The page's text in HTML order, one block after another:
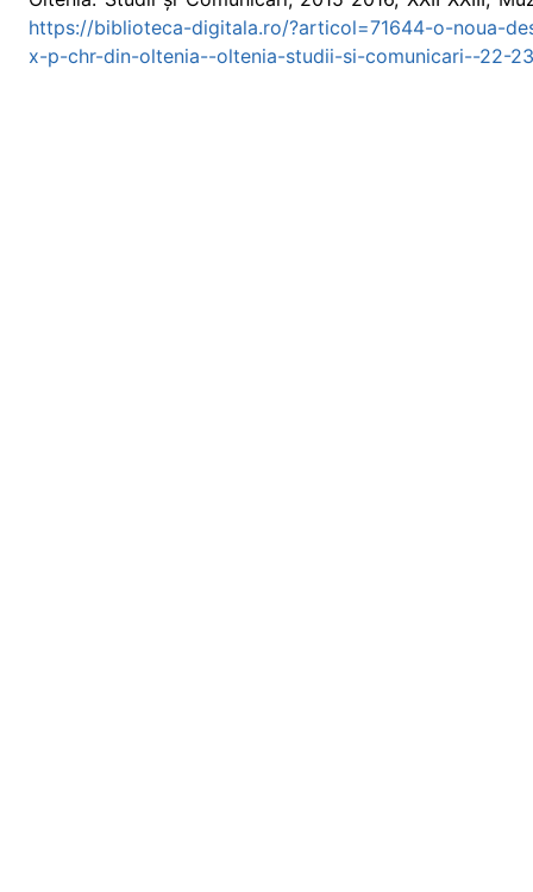
https://biblioteca-digitala.ro/?articol=71644-o-noua-
x-p-chr-din-oltenia--oltenia-studii-si-comunicari--22-